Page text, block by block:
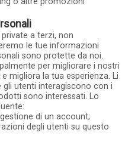
a terzi, non
le tue informazioni
sono protette da noi.
per migliorare i nostri
migliora la tua esperienza. Li
utenti interagiscono con i
sono interessati. Lo
di un account;
degli utenti su questo